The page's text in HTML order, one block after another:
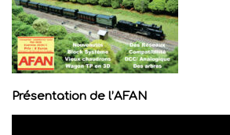
Présentation de l’AFAN